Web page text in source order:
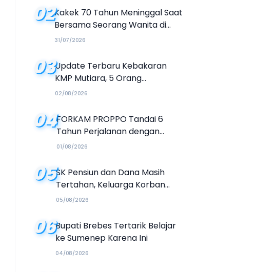
02Kakek 70 Tahun Meninggal Saat
Bersama Seorang Wanita di
Hotel Parangtritis
31/07/2026
03Update Terbaru Kebakaran
KMP Mutiara, 5 Orang
Dinyatakan Tewas
02/08/2026
04FORKAM PROPPO Tandai 6
Tahun Perjalanan dengan
Peluncuran Mars, Hymne, dan
01/08/2026
05SK Pensiun dan Dana Masih
Tertahan, Keluarga Korban
Tagih Janji BRI Sumenep
05/08/2026
06Bupati Brebes Tertarik Belajar
ke Sumenep Karena Ini
04/08/2026